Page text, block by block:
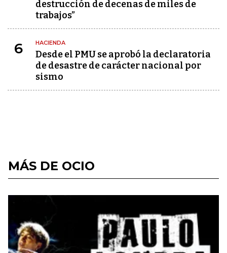
destrucción de decenas de miles de
trabajos”
6 HACIENDA
Desde el PMU se aprobó la declaratoria
de desastre de carácter nacional por
sismo
MÁS DE OCIO